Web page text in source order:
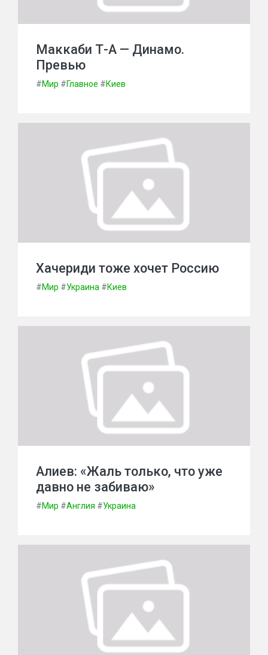
Маккаби Т-А — Динамо.
Превью
#Мир #Главное #Киев
Хачериди тоже хочет Россию
#Мир #Украина #Киев
Алиев: «Жаль только, что уже
давно не забиваю»
#Мир #Англия #Украина